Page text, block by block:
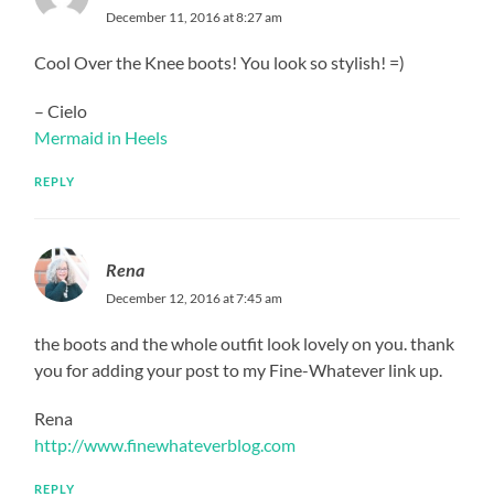
December 11, 2016 at 8:27 am
Cool Over the Knee boots! You look so stylish! =)
– Cielo
Mermaid in Heels
REPLY
Rena
December 12, 2016 at 7:45 am
the boots and the whole outfit look lovely on you. thank
you for adding your post to my Fine-Whatever link up.
Rena
http://www.finewhateverblog.com
REPLY